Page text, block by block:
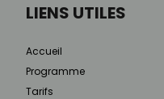
LIENS UTILES
Accueil
Programme
Tarifs